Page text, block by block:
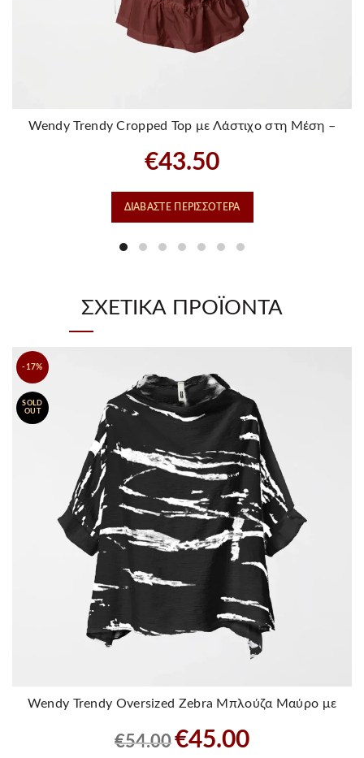
Wendy Trendy Cropped Top με Λάστιχο στη Μέση –
€43.50
ΔΙΑΒΆΣΤΕ ΠΕΡΙΣΣΌΤΕΡΑ
ΣΧΕΤΙΚΆ ΠΡΟΪΌΝΤΑ
-17%
SOLD
OUT
Wendy Trendy Oversized Zebra Μπλούζα Μαύρο με
€54.00
Original
price
€45.00